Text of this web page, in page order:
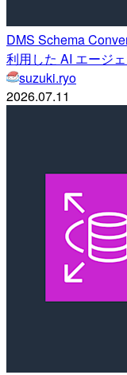
DMS Schema
利用した AI エージ
suzuki.ryo
2026.07.11